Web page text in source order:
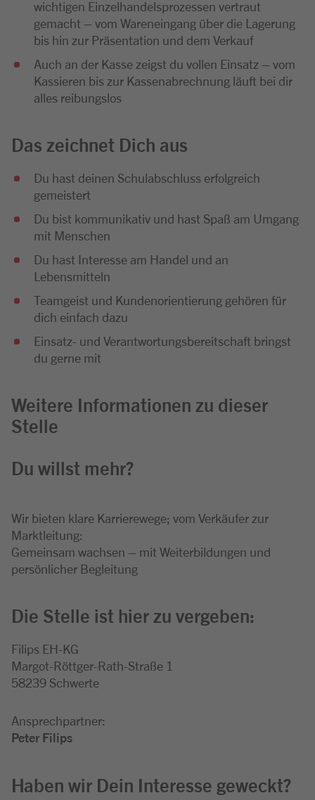
wichtigen Einzelhandelsprozessen vertraut
gemacht – vom Wareneingang über die Lagerung
bis hin zur Präsentation und dem Verkauf
Auch an der Kasse zeigst du vollen Einsatz – vom
Kassieren bis zur Kassenabrechnung läuft bei dir
alles reibungslos
Das zeichnet Dich aus
Du hast deinen Schulabschluss erfolgreich
gemeistert
Du bist kommunikativ und hast Spaß am Umgang
mit Menschen
Du hast Interesse am Handel und an
Lebensmitteln
Teamgeist und Kundenorientierung gehören für
dich einfach dazu
Einsatz- und Verantwortungsbereitschaft bringst
du gerne mit
Weitere Informationen zu dieser
Stelle
Du willst mehr?
Wir bieten klare Karrierewege; vom Verkäufer zur
Marktleitung:
Gemeinsam wachsen – mit Weiterbildungen und
persönlicher Begleitung
Die Stelle ist hier zu vergeben:
Filips EH-KG
Margot-Röttger-Rath-Straße 1
58239 Schwerte
Ansprechpartner:
Peter Filips
Haben wir Dein Interesse geweckt?